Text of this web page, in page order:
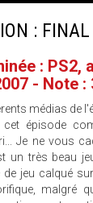
:
: PS2,
- Note :
médias de
cet épisode
Je ne vous
un très beau
jeu calqué
malgré